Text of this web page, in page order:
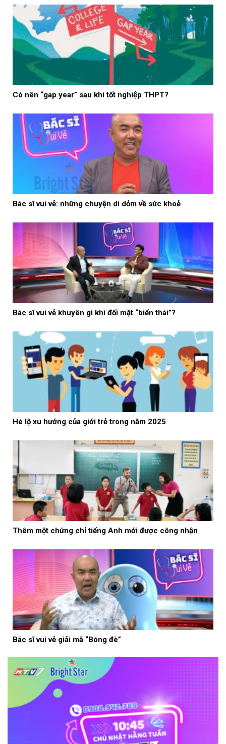
Có nên “gap year” sau khi tốt nghiệp THPT?
Bác sĩ vui vẻ: những chuyện dí dỏm về sức khoẻ
Bác sĩ vui vẻ khuyên gì khi đối mặt “biến thái”?
Hé lộ xu hướng của giới trẻ trong năm 2025
Thêm một chứng chỉ tiếng Anh mới được công nhận
Bác sĩ vui vẻ giải mã “Bóng đè”